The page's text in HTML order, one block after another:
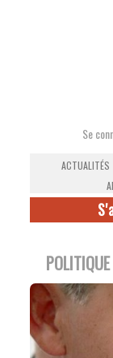
Se
ACTUALITÉS
POLITIQUE